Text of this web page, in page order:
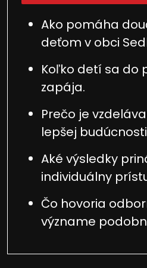
Ako pomáha
deťom v obci
Koľko detí sa do
zapája.
Prečo je
lepšej
Aké výsledky
individuálny
Čo hovoria
význame